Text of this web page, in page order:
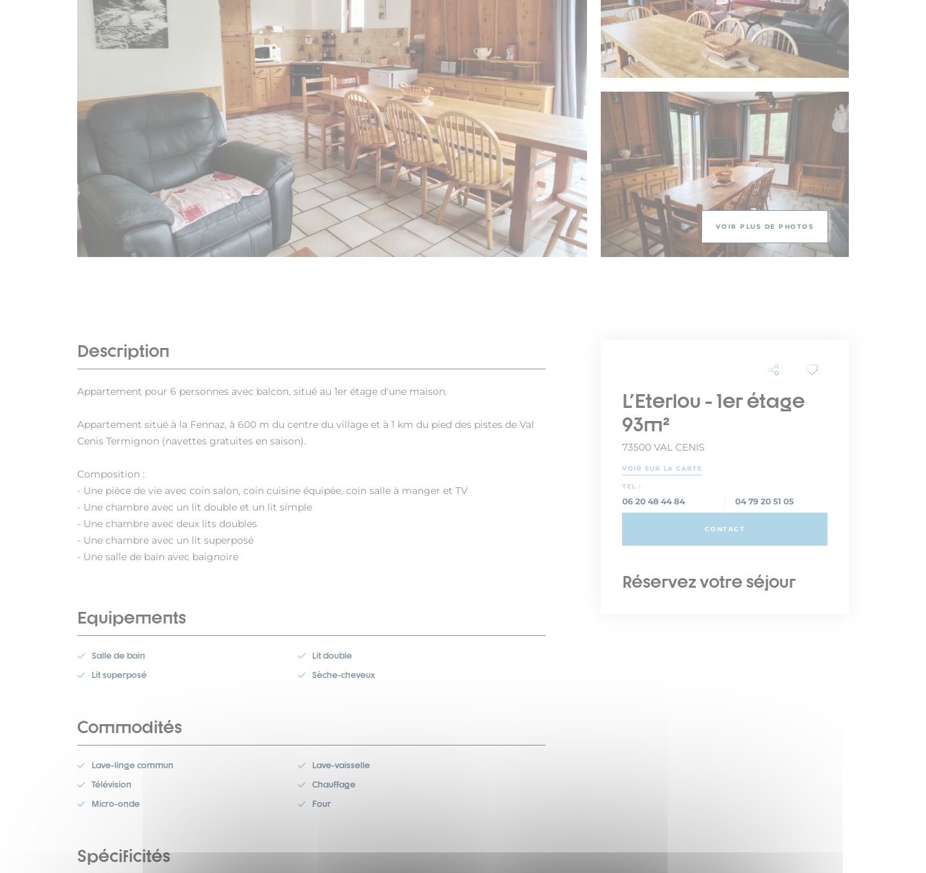
VOIR PLUS DE PHOTOS
Description
Appartement pour 6 personnes avec balcon, situé au 1er étage d'une maison.
Appartement situé à la Fennaz, à 600 m du centre du village et à 1 km du pied des pistes de Val
Cenis Termignon (navettes gratuites en saison).
Composition :
- Une pièce de vie avec coin salon, coin cuisine équipée, coin salle à manger et TV
- Une chambre avec un lit double et un lit simple
- Une chambre avec deux lits doubles
- Une chambre avec un lit superposé
- Une salle de bain avec baignoire
Equipements
Salle de bain
Lit double
Lit superposé
Sèche-cheveux
Commodités
Lave-linge commun
Lave-vaisselle
Télévision
Chauffage
Micro-onde
Four
Spécificités
L'Eterlou - 1er étage
93m²
73500 VAL CENIS
VOIR SUR LA CARTE
TEL :
06 20 48 44 84 04 79 20 51 05
CONTACT
Réservez votre séjour